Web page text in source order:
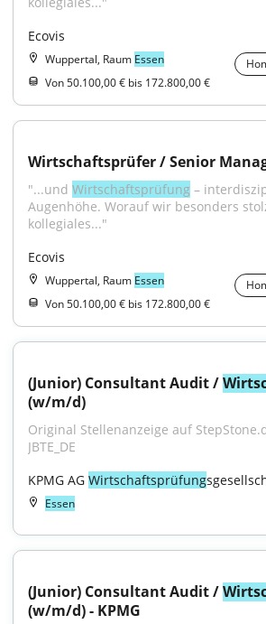
Ecovis
Wuppertal, Raum Essen
Von 50.100,00 € bis 172.800,00 €
Wirtschaftsprüfer / Senior
"...und Wirtschaftsprüfung –
Augenhöhe. Worauf wir besonders
kollegiales..."
Ecovis
Wuppertal, Raum Essen
Von 50.100,00 € bis 172.800,00 €
(Junior) Consultant Audit /
(w/m/d)
Original Stellenanzeige auf
JBTE_DE
KPMG AG Wirtschaftsprüfung
Essen
(Junior) Consultant Audit /
(w/m/d) - KPMG